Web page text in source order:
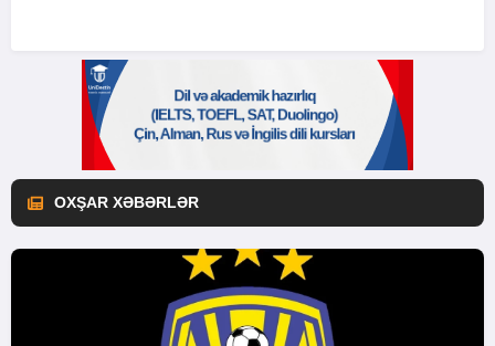
OXŞAR XƏBƏRLƏR